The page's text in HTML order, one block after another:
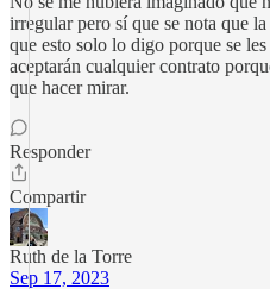
irregular pero sí que se nota que
que esto solo lo digo porque se
aceptarán cualquier contrato
que hacer mirar.
Responder
Compartir
Ruth de la Torre
Sep 17, 2023